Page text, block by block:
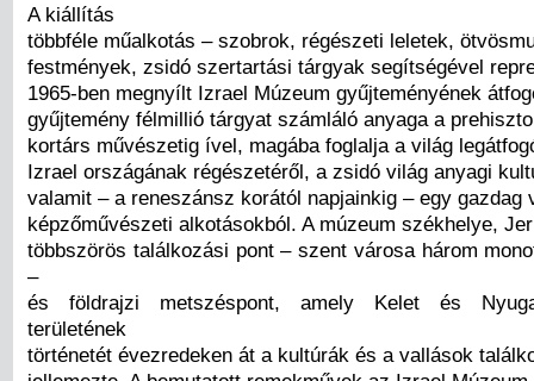
A kiállítás
többféle műalkotás – szobrok, régészeti leletek,
festmények, zsidó szertartási tárgyak segítségével
1965-ben megnyílt Izrael Múzeum gyűjteményének
gyűjtemény félmillió tárgyat számláló anyaga a
kortárs művészetig ível, magába foglalja a világ
Izrael országának régészetéről, a zsidó világ anyagi
valamit – a reneszánsz korától napjainkig – egy gazdag
képzőművészeti alkotásokból. A múzeum székhelye,
többszörös találkozási pont – szent városa három
–
és földrajzi metszéspont, amely Kelet és
területének
történetét évezredeken át a kultúrák és a vallások